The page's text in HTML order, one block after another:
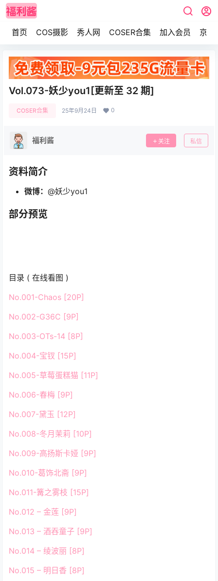
首页 COS摄影 秀人网 COSER合集 加入会员 京东
Vol.073-妖少you1[更新至 32 期]
COSER合集 25年9月24日 0
福利酱 关注 私信
资料简介
微博： @妖少you1
部分预览
目录 ( 在线看图 )
No.001-Chaos [20P]
No.002-G36C [9P]
No.003-OTs-14 [8P]
No.004-宝钗 [15P]
No.005-草莓蛋糕猫 [11P]
No.006-春梅 [9P]
No.007-黛玉 [12P]
No.008-冬月茉莉 [10P]
No.009-高扬斯卡娅 [9P]
No.010-葛饰北斋 [9P]
No.011-篝之雾枝 [15P]
No.012 – 金莲 [9P]
No.013 – 酒吞童子 [9P]
No.014 – 绫波丽 [8P]
No.015 – 明日香 [8P]